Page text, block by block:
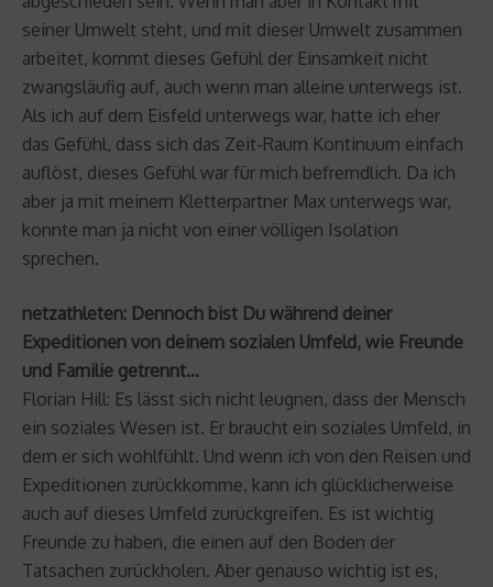
seiner Umwelt steht, und mit dieser Umwelt zusammen
arbeitet, kommt dieses Gefühl der Einsamkeit nicht
zwangsläufig auf, auch wenn man alleine unterwegs ist.
Als ich auf dem Eisfeld unterwegs war, hatte ich eher
das Gefühl, dass sich das Zeit-Raum Kontinuum einfach
auflöst, dieses Gefühl war für mich befremdlich. Da ich
aber ja mit meinem Kletterpartner Max unterwegs war,
konnte man ja nicht von einer völligen Isolation
sprechen.
netzathleten: Dennoch bist Du während deiner
Expeditionen von deinem sozialen Umfeld, wie Freunde
und Familie getrennt…
Florian Hill: Es lässt sich nicht leugnen, dass der Mensch
ein soziales Wesen ist. Er braucht ein soziales Umfeld, in
dem er sich wohlfühlt. Und wenn ich von den Reisen und
Expeditionen zurückkomme, kann ich glücklicherweise
auch auf dieses Umfeld zurückgreifen. Es ist wichtig
Freunde zu haben, die einen auf den Boden der
Tatsachen zurückholen. Aber genauso wichtig ist es,